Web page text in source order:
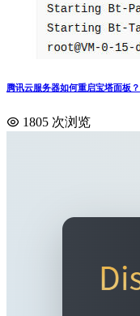
腾讯云服务器如何重启宝塔面板？
1805 次浏览